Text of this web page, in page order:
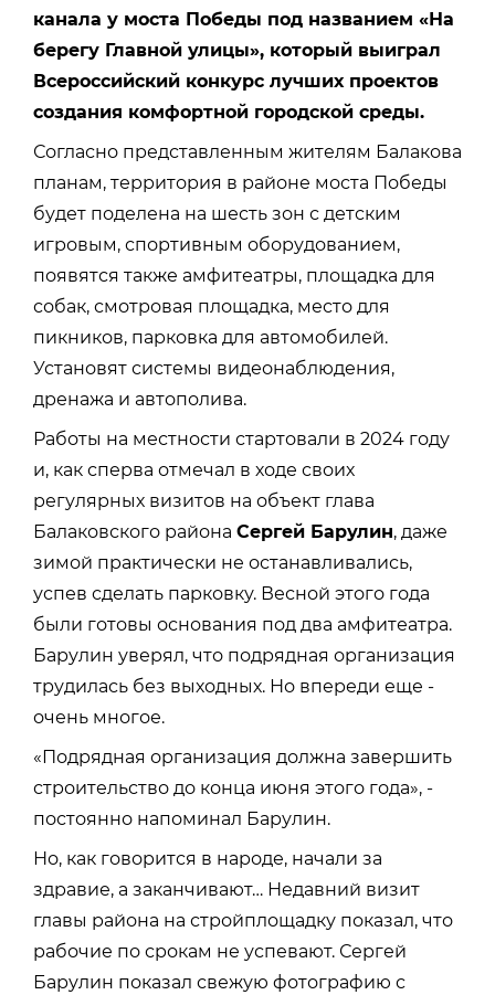
канала у моста Победы под названием «На
берегу Главной улицы», который выиграл
Всероссийский конкурс лучших проектов
создания комфортной городской среды.
Согласно представленным жителям Балакова
планам, территория в районе моста Победы
будет поделена на шесть зон с детским
игровым, спортивным оборудованием,
появятся также амфитеатры, площадка для
собак, смотровая площадка, место для
пикников, парковка для автомобилей.
Установят системы видеонаблюдения,
дренажа и автополива.
Работы на местности стартовали в 2024 году
и, как сперва отмечал в ходе своих
регулярных визитов на объект глава
Балаковского района Сергей Барулин, даже
зимой практически не останавливались,
успев сделать парковку. Весной этого года
были готовы основания под два амфитеатра.
Барулин уверял, что подрядная организация
трудилась без выходных. Но впереди еще -
очень многое.
«Подрядная организация должна завершить
строительство до конца июня этого года», -
постоянно напоминал Барулин.
Но, как говорится в народе, начали за
здравие, а заканчивают… Недавний визит
главы района на стройплощадку показал, что
рабочие по срокам не успевают. Сергей
Барулин показал свежую фотографию с